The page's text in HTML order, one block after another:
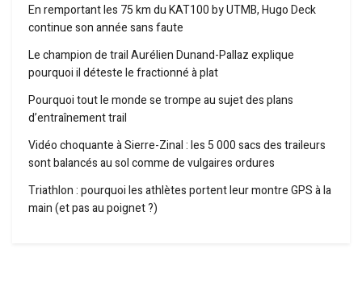
En remportant les 75 km du KAT100 by UTMB, Hugo Deck
continue son année sans faute
Le champion de trail Aurélien Dunand-Pallaz explique
pourquoi il déteste le fractionné à plat
Pourquoi tout le monde se trompe au sujet des plans
d’entraînement trail
Vidéo choquante à Sierre-Zinal : les 5 000 sacs des traileurs
sont balancés au sol comme de vulgaires ordures
Triathlon : pourquoi les athlètes portent leur montre GPS à la
main (et pas au poignet ?)